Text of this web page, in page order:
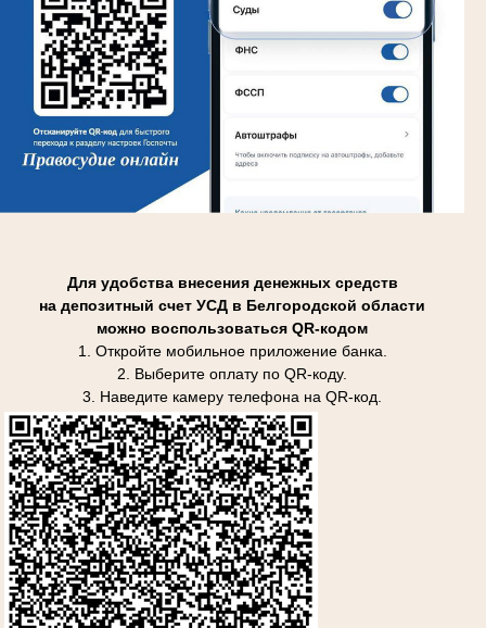
Для удобства внесения денежных средств
на депозитный счет УСД в Белгородской области
можно воспользоваться QR-кодом
1. Откройте мобильное приложение банка.
2. Выберите оплату по QR-коду.
3. Наведите камеру телефона на QR-код.